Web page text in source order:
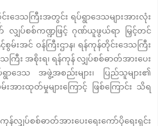
ကြီးအတွင်း ရပ်ရွာဒေသများအားလုံး
ျှပ်စစ်ကဏ္ဍဖြင့် ဂုဏ်ယူဖွယ်ရာ မြှင့်တင်
စွမ်းအင် ဝန်ကြီးဌာန၊ ရန်ကုန်တိုင်းဒေသကြီး
ြီး အစိုးရ၊ ရန်ကုန် လျှပ်စစ်ဓာတ်အားပေး
ရွာဒေသ အဖွဲ့အစည်းများ၊ ပြည်သူများ၏
းအားထုတ်မှုများကြောင့် ဖြစ်ကြောင်း သိရ
န်လျှပ်စစ်ဓာတ်အားပေးရေးကော်ပိုရေးရှင်း